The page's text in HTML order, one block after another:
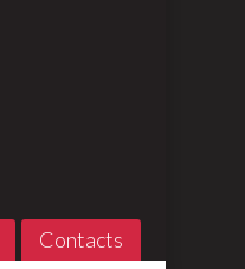
Contacts